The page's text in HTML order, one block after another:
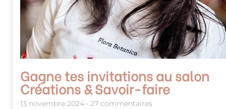
Gagne tes invitations au salon
Créations & Savoir-faire
13 novembre 2024 27 commentaires